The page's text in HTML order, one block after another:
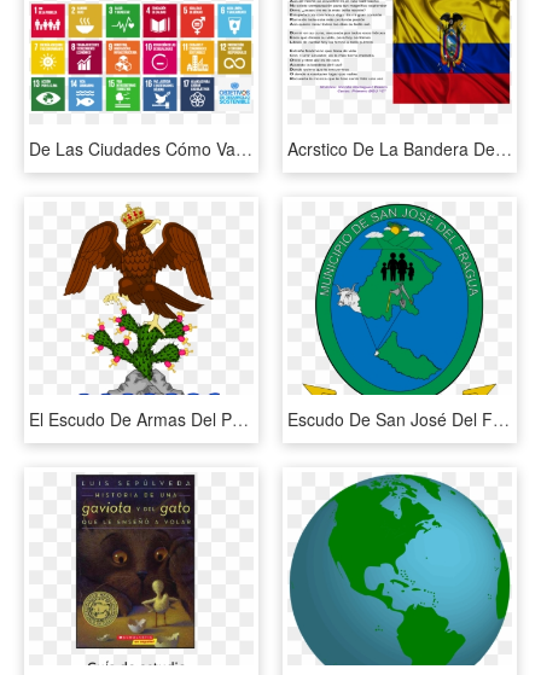
De Las Ciudades Cómo Vamos, Un Tema Clave Que Es Necesario - Sustainable Development Goals Report 2018, HD Png Download Acrstico De La Bandera Del Ecuador - Acrostico Del Himno Nacional Del Ecuador, HD Png Download
El Escudo De Armas Del Primer Imperio Mexicano Durante - Escudo De La Bandera De Iturbide, HD Png Download Escudo De San José Del Fragua - Bandera De San Jose Del Fragua, HD Png Download